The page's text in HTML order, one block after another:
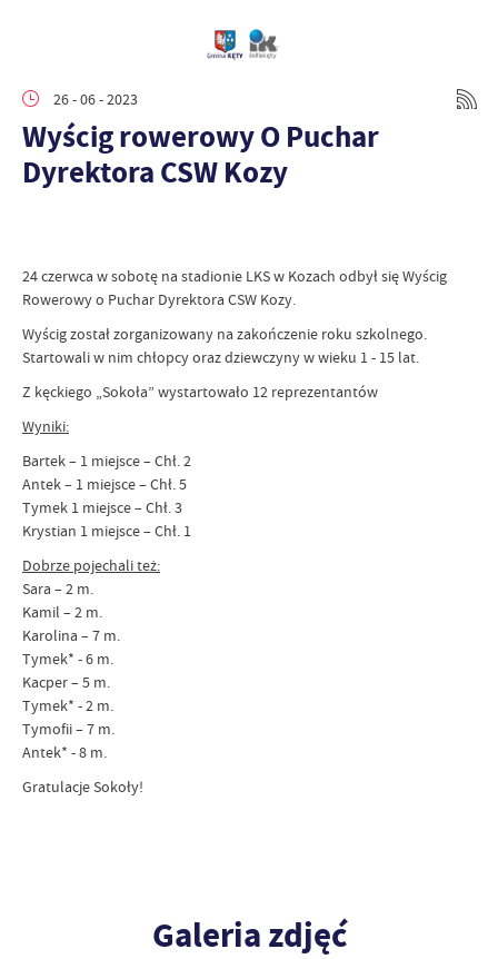
26 - 06 - 2023
Wyścig rowerowy O Puchar
Dyrektora CSW Kozy
24 czerwca w sobotę na stadionie LKS w Kozach odbył się Wyścig
Rowerowy o Puchar Dyrektora CSW Kozy.
Wyścig został zorganizowany na zakończenie roku szkolnego.
Startowali w nim chłopcy oraz dziewczyny w wieku 1 - 15 lat.
Z kęckiego „Sokoła” wystartowało 12 reprezentantów
Wyniki:
Bartek – 1 miejsce – Chł. 2
Antek – 1 miejsce – Chł. 5
Tymek 1 miejsce – Chł. 3
Krystian 1 miejsce – Chł. 1
Dobrze pojechali też:
Sara – 2 m.
Kamil – 2 m.
Karolina – 7 m.
Tymek* - 6 m.
Kacper – 5 m.
Tymek* - 2 m.
Tymofii – 7 m.
Antek* - 8 m.
Gratulacje Sokoły!
Galeria zdjęć